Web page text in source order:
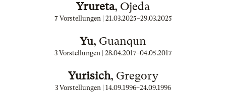
Yrureta, Ojeda
7 Vorstellungen | 21.03.2025–29.03.2025
Yu, Guanqun
3 Vorstellungen | 28.04.2017–04.05.2017
Yurisich, Gregory
3 Vorstellungen | 14.09.1996–24.09.1996